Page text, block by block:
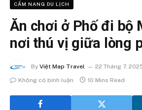
CẨM NANG DU LỊCH
Ăn chơi ở Phố đi bộ
nơi thú vị giữa lòng
By Việt Map Travel
22 Tháng 7,
Không có bình luận
10 Mins Read